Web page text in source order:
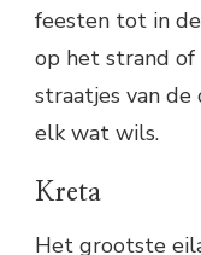
feesten tot in
op het strand of
straatjes van de
elk wat wils.
Kreta
Het grootste